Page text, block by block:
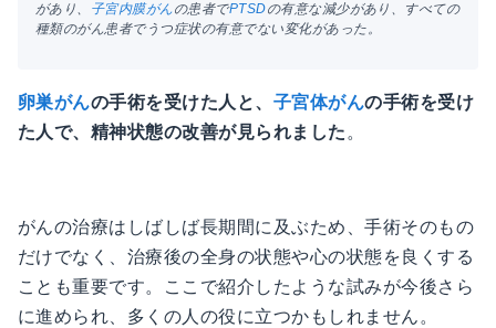
があり、 子宮内膜がんの患者でPTSDの有意な減少があり、すべての
種類のがん患者でうつ症状の有意でない変化があった。
卵巣がんの手術を受けた人と、 子宮体がんの手術を受け
た人で、精神状態の改善が見られました。
がんの治療はしばしば長期間に及ぶため、手術そのもの
だけでなく、治療後の全身の状態や心の状態を良くする
ことも重要です。ここで紹介したような試みが今後さら
に進められ、多くの人の役に立つかもしれません。